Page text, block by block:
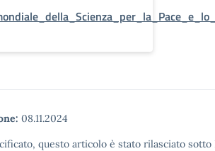
08.11.2024
questo articolo è stato rilasciato